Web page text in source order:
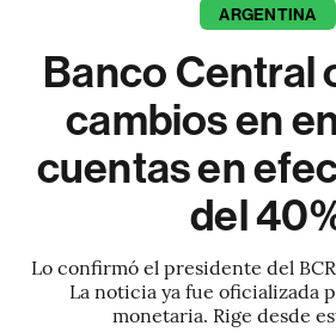
ARGENTINA
Banco Central
cambios en
cuentas en
del
Lo confirmó el presidente del
La noticia ya fue oficializada
monetaria. Rige desde